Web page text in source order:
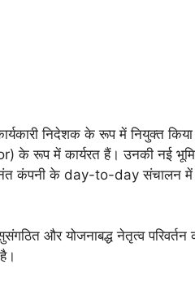
निदेशक के रूप में नियुक्त
रूप में कार्यरत हैं। उनकी नई
कंपनी के day-to-day संचालन में
और योजनाबद्ध नेतृत्व परिवर्तन